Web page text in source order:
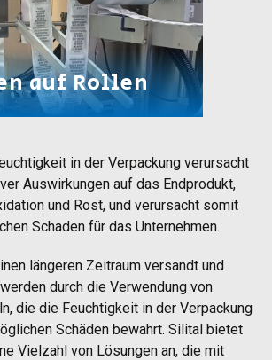
auf Rollen
in der Verpackung verursacht
Auswirkungen auf das Endprodukt,
und Rost, und verursacht somit
Schaden für das Unternehmen.
längeren Zeitraum versandt und
durch die Verwendung von
die die Feuchtigkeit in der Verpackung
Schäden bewahrt. Silital bietet
Vielzahl von Lösungen an, die mit